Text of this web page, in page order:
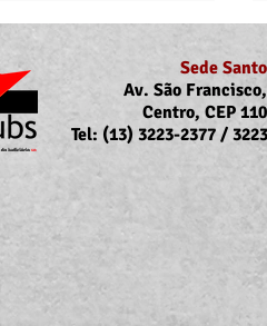
10.855/2026
da
do auxílio-saúde
as ativos/as e
Sede
Av. São
Centro, CEP
Tel: (13) 3223-2377 /